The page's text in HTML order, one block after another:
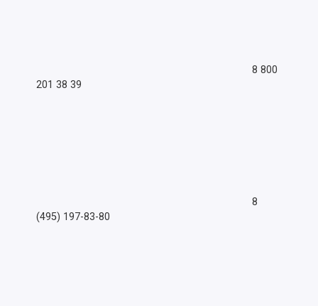
8 800
201 38 39
8
(495) 197-83-80